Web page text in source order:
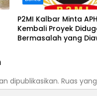
P2MI Kalbar Minta
Kembali Proyek
Bermasalah yang
dipublikasikan. Ruas